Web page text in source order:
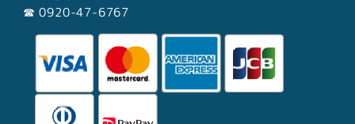
☎︎ 0920-47-6767